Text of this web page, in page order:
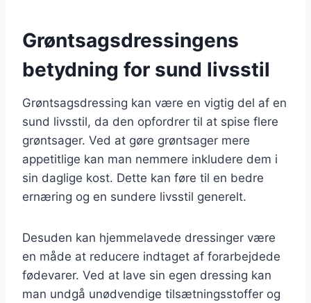
Grøntsagsdressingens
betydning for sund livsstil
Grøntsagsdressing kan være en vigtig del af en
sund livsstil, da den opfordrer til at spise flere
grøntsager. Ved at gøre grøntsager mere
appetitlige kan man nemmere inkludere dem i
sin daglige kost. Dette kan føre til en bedre
ernæring og en sundere livsstil generelt.
Desuden kan hjemmelavede dressinger være
en måde at reducere indtaget af forarbejdede
fødevarer. Ved at lave sin egen dressing kan
man undgå unødvendige tilsætningsstoffer og